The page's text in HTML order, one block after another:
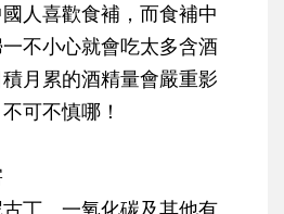
人喜歡食補，而食補中
不小心就會吃太多含酒
月累的酒精量會嚴重影
可不慎哪！
、一氧化碳及其他有